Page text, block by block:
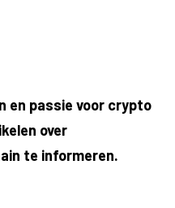
en passie voor crypto
over
te informeren.